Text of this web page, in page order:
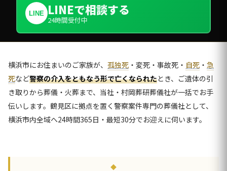
LINE LINEで相談する
24時間受付中
横浜市にお住まいのご家族が、 孤独死 ・変死・事故死・ 自死 ・ 急
死など警察の介入をともなう形で亡くなられたとき、ご遺体の引
き取りから葬儀・火葬まで、当社・村岡葬研葬儀社が一括でお手
伝いします。鶴見区に拠点を置く警察案件専門の葬儀社として、
横浜市内全域へ24時間365日・最短30分でお迎えに伺います。